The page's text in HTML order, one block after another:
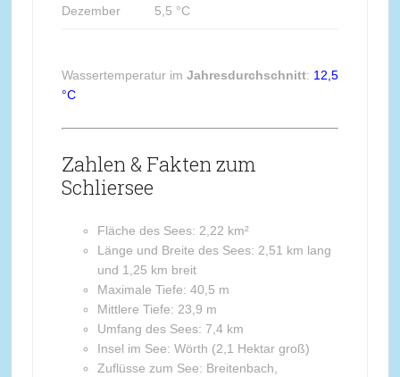
Dezember 5,5 °C
Wassertemperatur im Jahresdurchschnitt: 12,5
°C
Zahlen & Fakten zum
Schliersee
Fläche des Sees: 2,22 km²
Länge und Breite des Sees: 2,51 km lang
und 1,25 km breit
Maximale Tiefe: 40,5 m
Mittlere Tiefe: 23,9 m
Umfang des Sees: 7,4 km
Insel im See: Wörth (2,1 Hektar groß)
Zuflüsse zum See: Breitenbach,